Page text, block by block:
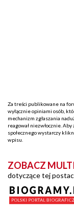
Za treści publikowane na
wyłącznie opiniami osób,
mechanizm zgłaszania
reagował niezwłocznie.
społecznego wystarczy
wpisu.
ZOBACZ
dotyczące tej